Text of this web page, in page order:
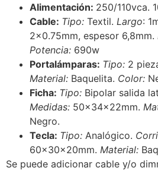
Alimentación: 250/110vca.
Cable: Tipo: Textil. Largo:
2×0.75mm, espesor 6,8mm.
Potencia: 690w
Portalámparas: Tipo: 2
Material: Baquelita. Color:
Ficha: Tipo: Bipolar salida
Medidas: 50x34x22mm.
Negro.
Tecla: Tipo: Analógico.
60x30x20mm. Material:
Se puede adicionar cable y/o